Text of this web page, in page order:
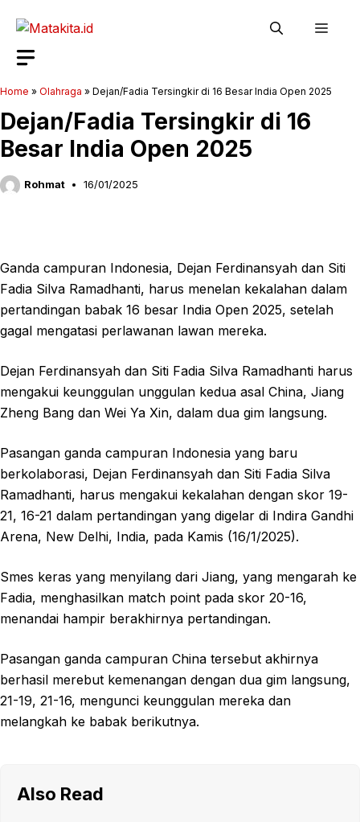
Home » Olahraga » Dejan/Fadia Tersingkir di 16 Besar India Open 2025
Dejan/Fadia Tersingkir di 16
Besar India Open 2025
Rohmat 16/01/2025
Ganda campuran Indonesia, Dejan Ferdinansyah dan Siti
Fadia Silva Ramadhanti, harus menelan kekalahan dalam
pertandingan babak 16 besar India Open 2025, setelah
gagal mengatasi perlawanan lawan mereka.
Dejan Ferdinansyah dan Siti Fadia Silva Ramadhanti harus
mengakui keunggulan unggulan kedua asal China, Jiang
Zheng Bang dan Wei Ya Xin, dalam dua gim langsung.
Pasangan ganda campuran Indonesia yang baru
berkolaborasi, Dejan Ferdinansyah dan Siti Fadia Silva
Ramadhanti, harus mengakui kekalahan dengan skor 19-
21, 16-21 dalam pertandingan yang digelar di Indira Gandhi
Arena, New Delhi, India, pada Kamis (16/1/2025).
Smes keras yang menyilang dari Jiang, yang mengarah ke
Fadia, menghasilkan match point pada skor 20-16,
menandai hampir berakhirnya pertandingan.
Pasangan ganda campuran China tersebut akhirnya
berhasil merebut kemenangan dengan dua gim langsung,
21-19, 21-16, mengunci keunggulan mereka dan
melangkah ke babak berikutnya.
Also Read